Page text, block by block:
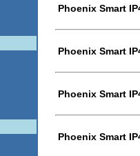
Phoenix Smart
Phoenix Smart
Phoenix Smart
Phoenix Smart